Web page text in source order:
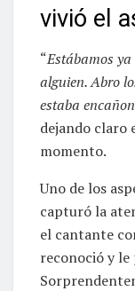
vivió el
“Estábamos
alguien. Abro
estaba
dejando claro
momento.
Uno de los
capturó la
el cantante
reconoció y le